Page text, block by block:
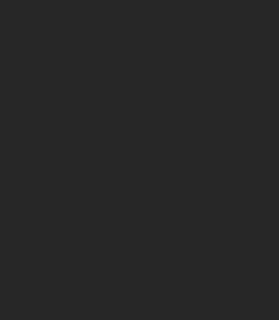
Lunacid, dzieło mistrza
doskonale, ponieważ to
Świat Lunacid jest pełen
obszary. Ezoteryczne